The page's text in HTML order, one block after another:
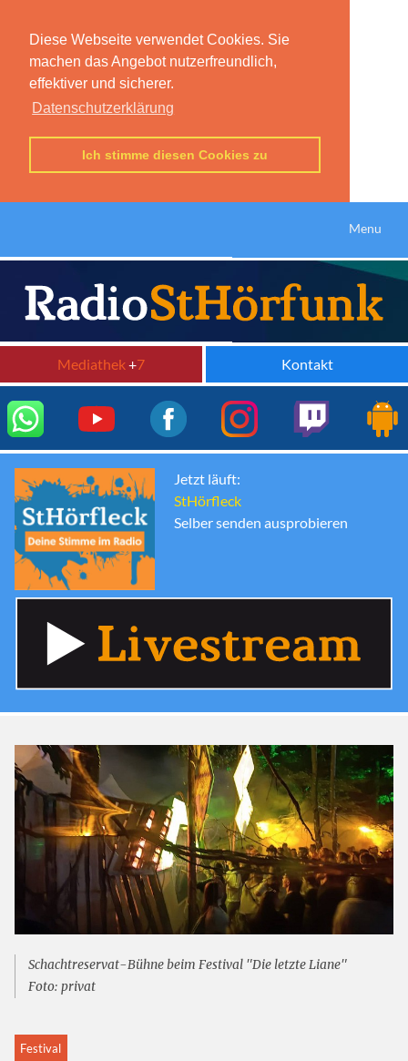
Diese Webseite verwendet Cookies. Sie
machen das Angebot nutzerfreundlich,
effektiver und sicherer.
Datenschutzerklärung
Ich stimme diesen Cookies zu
Menu
Mediathek+7 Kontakt
Jetzt läuft:
StHörfleck
Selber senden ausprobieren
Schachtreservat-Bühne beim Festival "Die letzte Liane"
Foto: privat
Festival